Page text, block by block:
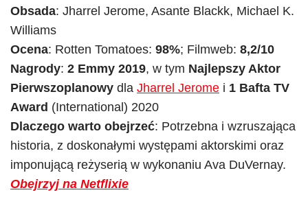
Obsada: Jharrel Jerome, Asante Blackk, Michael K.
Williams
Ocena: Rotten Tomatoes: 98%; Filmweb: 8,2/10
Nagrody: 2 Emmy 2019, w tym Najlepszy Aktor
Pierwszoplanowy dla Jharrel Jerome i 1 Bafta TV
Award (International) 2020
Dlaczego warto obejrzeć: Potrzebna i wzruszająca
historia, z doskonałymi występami aktorskimi oraz
imponującą reżyserią w wykonaniu Ava DuVernay.
Obejrzyj na Netflixie